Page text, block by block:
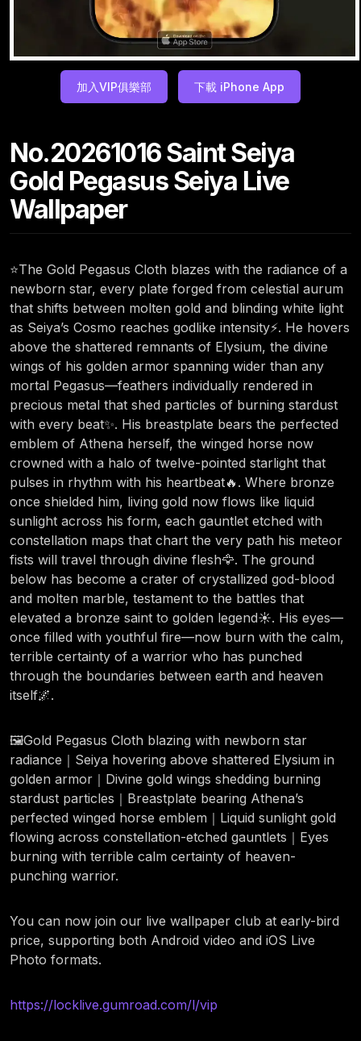
加入VIP俱樂部 下載 iPhone App
No.20261016 Saint Seiya
Gold Pegasus Seiya Live
Wallpaper
⭐The Gold Pegasus Cloth blazes with the radiance of a
newborn star, every plate forged from celestial aurum
that shifts between molten gold and blinding white light
as Seiya’s Cosmo reaches godlike intensity⚡. He hovers
above the shattered remnants of Elysium, the divine
wings of his golden armor spanning wider than any
mortal Pegasus—feathers individually rendered in
precious metal that shed particles of burning stardust
with every beat✨. His breastplate bears the perfected
emblem of Athena herself, the winged horse now
crowned with a halo of twelve-pointed starlight that
pulses in rhythm with his heartbeat🔥. Where bronze
once shielded him, living gold now flows like liquid
sunlight across his form, each gauntlet etched with
constellation maps that chart the very path his meteor
fists will travel through divine flesh🦅. The ground
below has become a crater of crystallized god-blood
and molten marble, testament to the battles that
elevated a bronze saint to golden legend☀️. His eyes—
once filled with youthful fire—now burn with the calm,
terrible certainty of a warrior who has punched
through the boundaries between earth and heaven
itself🌌.
🖼️Gold Pegasus Cloth blazing with newborn star
radiance｜Seiya hovering above shattered Elysium in
golden armor｜Divine gold wings shedding burning
stardust particles｜Breastplate bearing Athena’s
perfected winged horse emblem｜Liquid sunlight gold
flowing across constellation-etched gauntlets｜Eyes
burning with terrible calm certainty of heaven-
punching warrior.
You can now join our live wallpaper club at early-bird
price, supporting both Android video and iOS Live
Photo formats.
https://locklive.gumroad.com/l/vip